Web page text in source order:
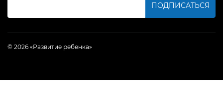
ПОДПИСАТЬСЯ
© 2026 «Развитие ребенка»